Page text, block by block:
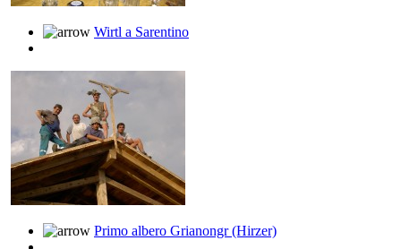
Wirtl a Sarentino
Primo albero Grianongr (Hirzer)